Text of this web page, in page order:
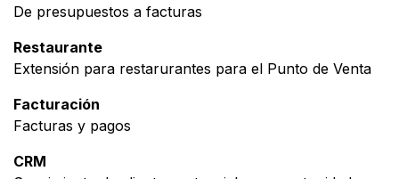
De presupuestos a facturas
Restaurante
Extensión para restarurantes para el Punto de Venta
Facturación
Facturas y pagos
CRM